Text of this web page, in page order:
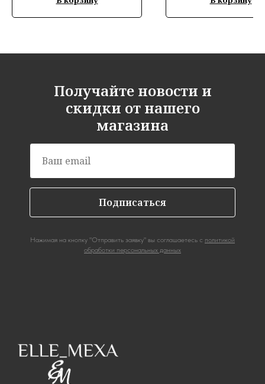
Получайте новости и
скидки от нашего
магазина
Подписаться
Нажимая на кнопку "Отправить заявку" вы соглашаетесь с политикой
обработки персональных данных